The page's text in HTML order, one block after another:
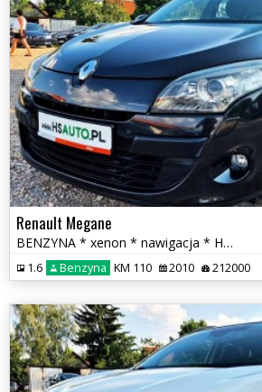
Renault Megane
BENZYNA * xenon * nawigacja * HANDS FREE * super * OKAZJA * 5 drzwi
1.6 Benzyna KM 110 2010 212000